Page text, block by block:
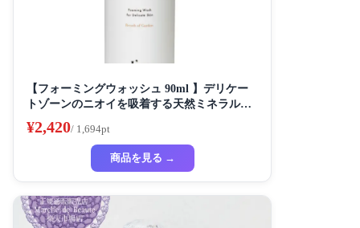
【フォーミングウォッシュ 90ml 】デリケー
トゾーンのニオイを吸着する天然ミネラル配
¥2,420/ 1,694pt
商品を見る →